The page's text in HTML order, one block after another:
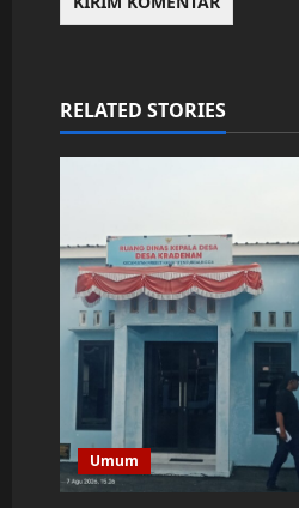
RELATED STORIES
Umum